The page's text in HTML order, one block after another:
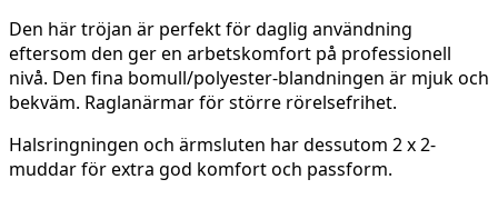
Den här tröjan är perfekt för daglig användning
eftersom den ger en arbetskomfort på professionell
nivå. Den fina bomull/polyester-blandningen är mjuk och
bekväm. Raglanärmar för större rörelsefrihet.
Halsringningen och ärmsluten har dessutom 2 x 2-
muddar för extra god komfort och passform.